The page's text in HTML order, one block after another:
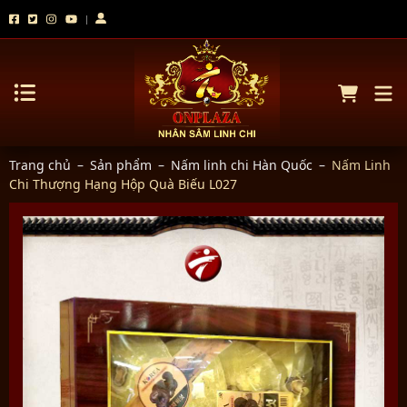
Trang chủ – Sản phẩm – Nấm linh chi Hàn Quốc – Nấm Linh
Chi Thượng Hạng Hộp Quà Biếu L027